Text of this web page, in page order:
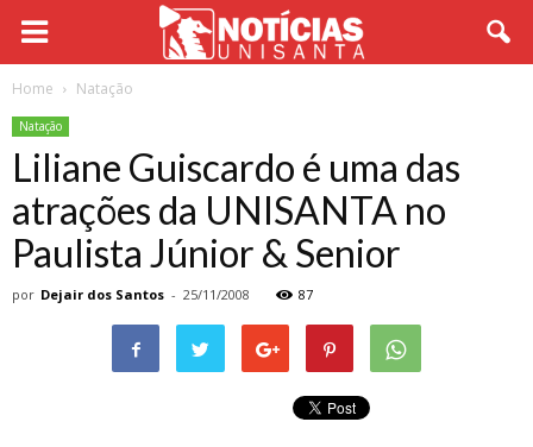
Home Natação
Natação
Liliane Guiscardo é uma das
atrações da UNISANTA no
Paulista Júnior & Senior
por Dejair dos Santos - 25/11/2008 87